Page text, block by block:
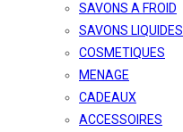
SAVONS A FROID
SAVONS LIQUIDES
COSMETIQUES
MENAGE
CADEAUX
ACCESSOIRES